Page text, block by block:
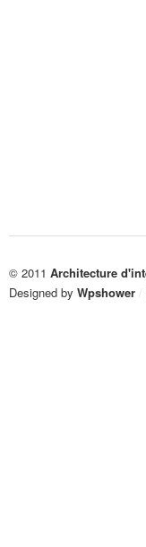
© 2011 Architecture
Designed by Wpshower /